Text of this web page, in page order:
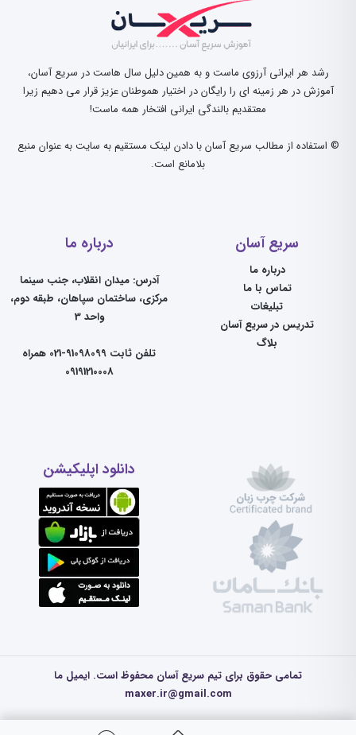
رشد هر ایرانی آرزوی ماست و به همین دلیل سال هاست در سریع آسان،
آموزش در هر زمینه ای را رایگان در اختیار هموطنان عزیز قرار می دهیم زیرا
معتقدیم بالندگی ایرانی افتخار همه ماست!
© استفاده از مطالب سریع آسان با دادن لینک مستقیم به سایت به عنوان منبع
بلامانع است.
سریع آسان
درباره ما
تماس با ما
تبلیغات
تدریس در سریع آسان
بلاگ
درباره ما
آدرس: میدان انقلاب، جنب سینما
مرکزی، ساختمان سپاهان، طبقه دوم،
واحد 3
تلفن ثابت 91098099-021 همراه
09191210008
دانلود اپلیکیشن
تمامی حقوق برای تیم سریع آسان محفوظ است. ایمیل ما
maxer.ir@gmail.com